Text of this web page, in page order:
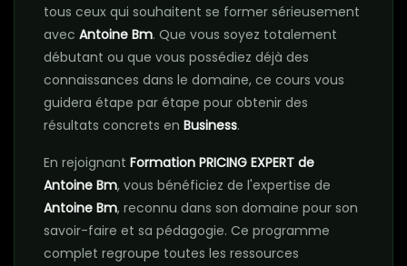
tous ceux qui souhaitent se former sérieusement
avec Antoine Bm. Que vous soyez totalement
débutant ou que vous possédiez déjà des
connaissances dans le domaine, ce cours vous
guidera étape par étape pour obtenir des
résultats concrets en Business.
En rejoignant Formation PRICING EXPERT de
Antoine Bm, vous bénéficiez de l'expertise de
Antoine Bm, reconnu dans son domaine pour son
savoir-faire et sa pédagogie. Ce programme
complet regroupe toutes les ressources